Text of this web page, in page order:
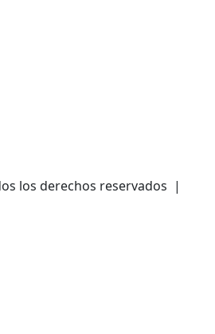
los derechos reservados |